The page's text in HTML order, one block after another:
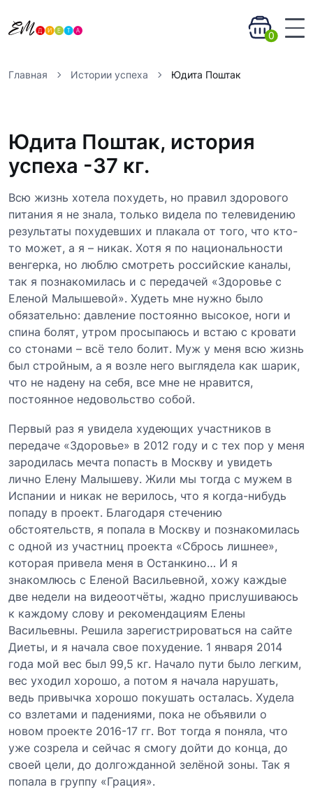
0
Главная Истории успеха Юдита Поштак
Юдита Поштак, история
успеха -37 кг.
Всю жизнь хотела похудеть, но правил здорового
питания я не знала, только видела по телевидению
результаты похудевших и плакала от того, что кто-
то может, а я – никак. Хотя я по национальности
венгерка, но люблю смотреть российские каналы,
так я познакомилась и с передачей «Здоровье с
Еленой Малышевой». Худеть мне нужно было
обязательно: давление постоянно высокое, ноги и
спина болят, утром просыпаюсь и встаю с кровати
со стонами – всё тело болит. Муж у меня всю жизнь
был стройным, а я возле него выглядела как шарик,
что не надену на себя, все мне не нравится,
постоянное недовольство собой.
Первый раз я увидела худеющих участников в
передаче «Здоровье» в 2012 году и с тех пор у меня
зародилась мечта попасть в Москву и увидеть
лично Елену Малышеву. Жили мы тогда с мужем в
Испании и никак не верилось, что я когда-нибудь
попаду в проект. Благодаря стечению
обстоятельств, я попала в Москву и познакомилась
с одной из участниц проекта «Сбрось лишнее»,
которая привела меня в Останкино… И я
знакомлюсь с Еленой Васильевной, хожу каждые
две недели на видеоотчёты, жадно прислушиваюсь
к каждому слову и рекомендациям Елены
Васильевны. Решила зарегистрироваться на сайте
Диеты, и я начала свое похудение. 1 января 2014
года мой вес был 99,5 кг. Начало пути было легким,
вес уходил хорошо, а потом я начала нарушать,
ведь привычка хорошо покушать осталась. Худела
со взлетами и падениями, пока не объявили о
новом проекте 2016-17 гг. Вот тогда я поняла, что
уже созрела и сейчас я смогу дойти до конца, до
своей цели, до долгожданной зелёной зоны. Так я
попала в группу «Грация».